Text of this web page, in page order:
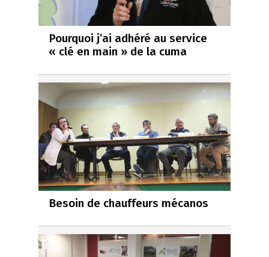
Pourquoi j’ai adhéré au service
« clé en main » de la cuma
Besoin de chauffeurs mécanos